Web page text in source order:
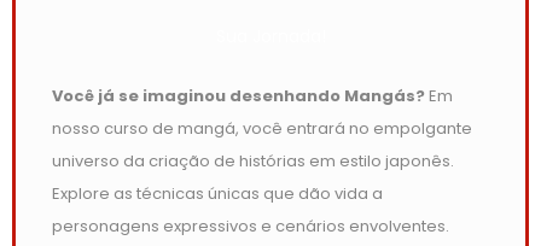
Você já se imaginou desenhando Mangás? Em
nosso curso de mangá, você entrará no empolgante
universo da criação de histórias em estilo japonês.
Explore as técnicas únicas que dão vida a
personagens expressivos e cenários envolventes.